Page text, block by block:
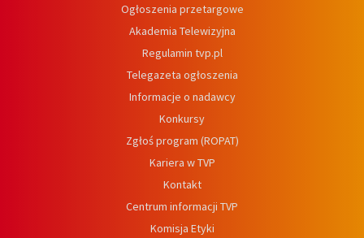
Ogłoszenia przetargowe
Akademia Telewizyjna
Regulamin tvp.pl
Telegazeta ogłoszenia
Informacje o nadawcy
Konkursy
Zgłoś program (ROPAT)
Kariera w TVP
Kontakt
Centrum informacji TVP
Komisja Etyki